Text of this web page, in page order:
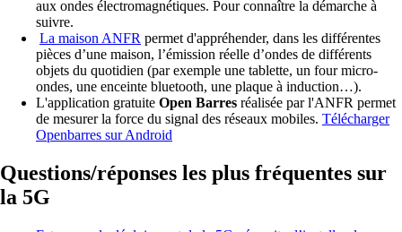
d’installer massivement de nouveaux sites radios. Les opérateurs
se serviront principalement des pylônes déjà existants pour
ajouter les antennes 5G ou mettre à jour les antennes existantes.
La 5G pourrait aussi donner lieu à l’utilisation d’une autre sorte
d’antenne à plus faible puissance : les « petites cellules ». Ces
antennes sont comparables à des émetteurs wifi : elles permettent
une utilisation intensive d’internet mais portent à de faibles
distances (généralement 200 mètres maximum). Elles seraient
utilisées dans des lieux de forte affluence, comme des gares ou
utilisées dans un premier temps et se déployer dans quelques
années en fonction des usages de la 5G qui vont se développer.